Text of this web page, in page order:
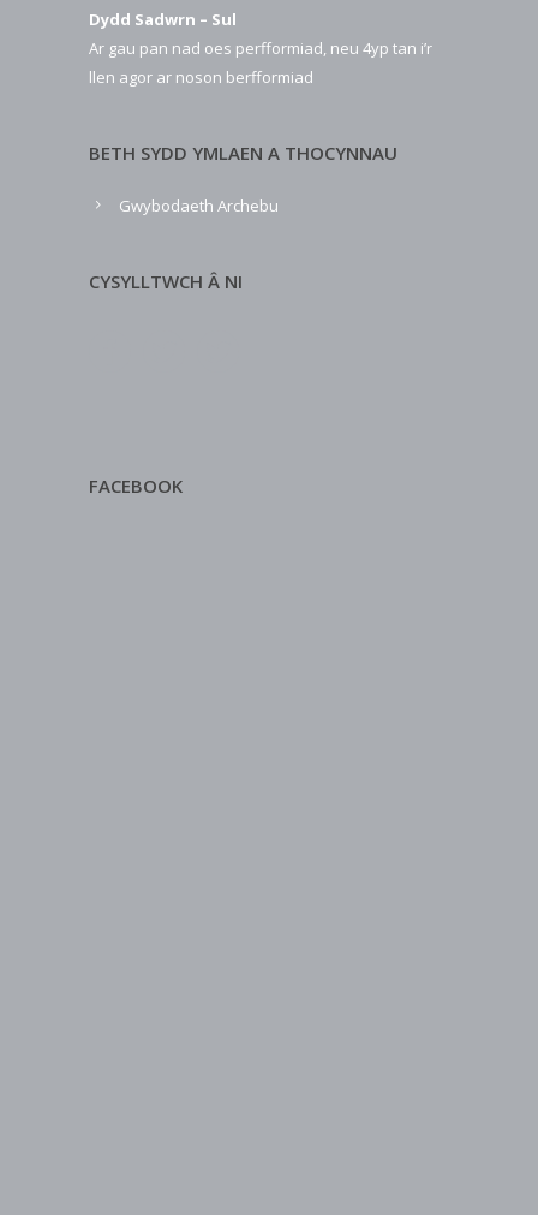
Dydd Sadwrn – Sul
Ar gau pan nad oes perfformiad, neu 4yp tan i’r
llen agor ar noson berfformiad
BETH SYDD YMLAEN A THOCYNNAU
Gwybodaeth Archebu
CYSYLLTWCH Â NI
FACEBOOK